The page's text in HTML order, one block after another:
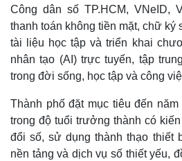
Công dân số TP.HCM, VNeID,
thanh toán không tiền mặt, chữ ký
tài liệu học tập và triển khai
nhân tạo (AI) trực tuyến, tập
trong đời sống, học tập và công
Thành phố đặt mục tiêu đến
trong độ tuổi trưởng thành có
đổi số, sử dụng thành thạo thiết
nền tảng và dịch vụ số thiết yếu,